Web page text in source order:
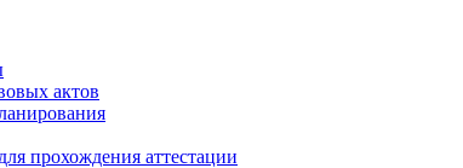
актов
прохождения аттестации